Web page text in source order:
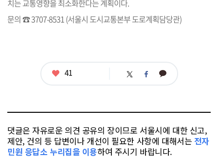
치는 교통영향을 최소화한다는 계획이다.
문의 ☎ 3707-8531 (서울시 도시교통본부 도로계획담당관)
좋
41 트 페 카
댓글은 자유로운 의견 공유의 장이므로 서울시에 대한 신고,
제안, 건의 등 답변이나 개선이 필요한 사항에 대해서는 전자
민원 응답소 누리집을 이용하여 주시기 바랍니다.